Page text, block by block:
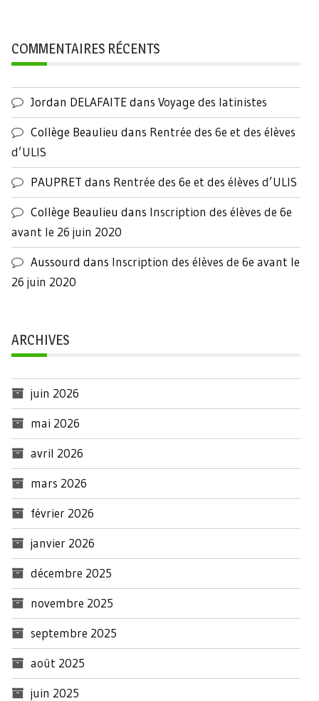
COMMENTAIRES RÉCENTS
Jordan DELAFAITEdans Voyage des latinistes
Collège Beaulieu dans Rentrée des 6e et des élèves
d’ULIS
PAUPRET dans Rentrée des 6e et des élèves d’ULIS
Collège Beaulieu dans Inscription des élèves de 6e
avant le 26 juin 2020
Aussourd dans Inscription des élèves de 6e avant le
26 juin 2020
ARCHIVES
juin 2026
mai 2026
avril 2026
mars 2026
février 2026
janvier 2026
décembre 2025
novembre 2025
septembre 2025
août 2025
juin 2025